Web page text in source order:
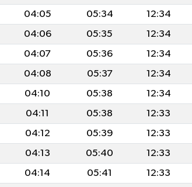
04:05 05:34 12:34
04:06 05:35 12:34
04:07 05:36 12:34
04:08 05:37 12:34
04:10 05:38 12:34
04:11 05:38 12:33
04:12 05:39 12:33
04:13 05:40 12:33
04:14 05:41 12:33